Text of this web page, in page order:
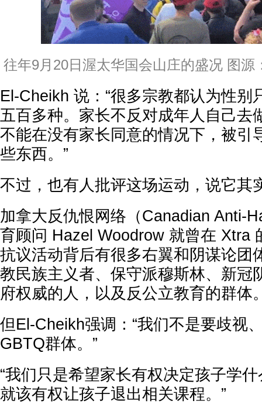
往年9月20日渥太华国会山庄的盛况 图源
El-Cheikh 说：“很多宗教都认为性别
五百多种。家长不反对成年人自己去
不能在没有家长同意的情况下，被引
些东西。”
不过，也有人批评这场运动，说它其
加拿大反仇恨网络（Canadian Anti-
育顾问 Hazel Woodrow 就曾在 Xtra
抗议活动背后有很多右翼和阴谋论团
教民族主义者、保守派穆斯林、新冠
府权威的人，以及反公立教育的群体
但El-Cheikh强调：“我们不是要歧视
GBTQ群体。”
“我们只是希望家长有权决定孩子学
就该有权让孩子退出相关课程。”